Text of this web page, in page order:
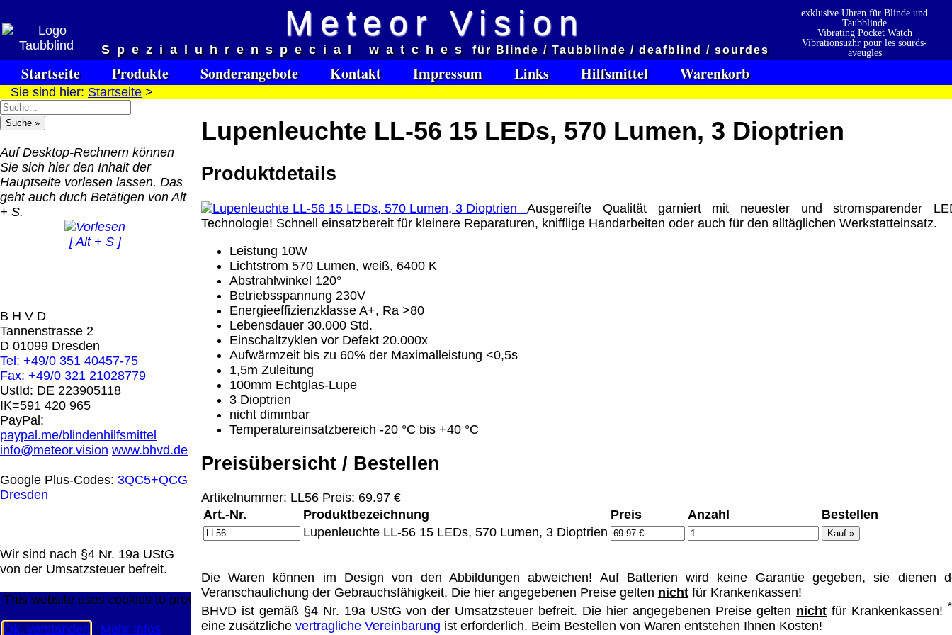
Meteor Vision
Spezialuhrenspecial watches
für Blinde / Taubblinde / deafblind / sourdes
exklusive Uhren für Blinde und
Taubblinde
Vibrating Pocket Watch
Vibrationsuzhr pour les sourds-
aveugles
Vibrationsuzhr para sordo-ciego
Startseite Produkte Sonderangebote Kontakt Impressum Links Hilfsmittel Warenkorb
Sie sind hier: Startseite >
Auf Desktop-Rechnern können
Sie sich hier den Inhalt der
Hauptseite vorlesen lassen. Das
geht auch duch Betätigen von Alt
+ S.
[ Alt + S ]
B H V D
Tannenstrasse 2
D 01099 Dresden
Tel: +49/0 351 40457-75
Fax: +49/0 321 21028779
UstId: DE 223905118
IK=591 420 965
PayPal:
paypal.me/blindenhilfsmittel
info@meteor.vision www.bhvd.de
Google Plus-Codes: 3QC5+QCG
Dresden
Wir sind nach §4 Nr. 19a UStG
von der Umsatzsteuer befreit.
Lupenleuchte LL-56 15 LEDs, 570 Lumen, 3 Dioptrien
Produktdetails
Ausgereifte Qualität garniert mit neuester und stromsparender
Technologie! Schnell einsatzbereit für kleinere Reparaturen, knifflige Handarbeiten oder auch für den alltäglichen Werkstatteinsatz.
Leistung 10W
Lichtstrom 570 Lumen, weiß, 6400 K
Abstrahlwinkel 120°
Betriebsspannung 230V
Energieeffizienzklasse A+, Ra >80
Lebensdauer 30.000 Std.
Einschaltzyklen vor Defekt 20.000x
Aufwärmzeit bis zu 60% der Maximalleistung <0,5s
1,5m Zuleitung
100mm Echtglas-Lupe
3 Dioptrien
nicht dimmbar
Temperatureinsatzbereich -20 °C bis +40 °C
Preisübersicht / Bestellen
Artikelnummer: LL56 Preis: 69.97 €
Art.-Nr.
Produktbezeichnung Preis Anzahl
Bestellen
Lupenleuchte LL-56 15 LEDs, 570 Lumen, 3 Dioptrien
Die Waren können im Design von den Abbildungen abweichen! Auf Batterien wird keine Garantie gegeben, sie dienen
Veranschaulichung der Gebrauchsfähigkeit. Die hier angegebenen Preise gelten nichtfür Krankenkassen!
BHVD ist gemäß §4 Nr. 19a UStG von der Umsatzsteuer befreit. Die hier angegebenen Preise gelten nicht für Krankenkassen!
eine zusätzliche vertragliche Vereinbarung ist erforderlich. Beim Bestellen von Waren entstehen Ihnen Kosten!
QR Code:
Versandkosten DHL Standard
bis 5kg
Deutschland Vorkasse:
6.95 €
EU (inkl. Schweiz)
Vorkasse: 20.00 €
EU (inkl. Schweiz)
PayPal: 20.00 €
Der Versand erfolgt als
versichertes Paket.
Selbstabholung vom Büro
oder von Ausstellungen:
0.00 €
Software Download only
EU (inkl. Schweiz) PayPal: 0.00 €
Bei dieser Versandart erhalten Sie per Email z.B. einen
keinen Datenträger
Die in diesem Dokument genannten Warenzeichen sind Eigentum der jeweiligen Firmen. Preisänderungen, Irrtümer und
technische Änderungen vorbehalten.
letzte Änderung: 22. Januar 2025 Blinden Hilfsmittel Vertrieb Dresden,
Mit einem Urteil vom 12.05.1998 - 312 O 85/98 - Haftung für Links hat das Landgericht Hamburg entschieden, dass man durch
die Anbringung eines Links, die Inhalte der gelinkten Seite ggf. mit zu verantworten hat. Dieses kann nur dadurch verhindert
werden, dass man sich ausdrücklich von diesen Inhalten distanziert. Hiermit distanzieren wir uns ausdrücklich von allen Inhalten,
aller gelinkten Seiten auf unserer Homepage und machen uns diese Inhalte nicht zu eigen. Diese Erklärung gilt für alle auf
unserer Homepage angebrachten Links.
Die Europäische Kommission stellt eine Plattform zur Online-Streitbeilegung (OS) bereit. Die Plattform finden Sie unter
Unsere E-Mailadresse lautet:info@meteor.vision
Widerruf Datenschutz Urheberrechte Kontakt Links Katalog (PDF) Sitemap
Präqualifizierungszertifikat »
große Anzeige Schließen X
Diese Website nutzt Cookies, um bestmögliche Funktionalität bieten zu können.
This website uses cookies to provide the best possible functionality.
Ok, verstanden Mehr Infos